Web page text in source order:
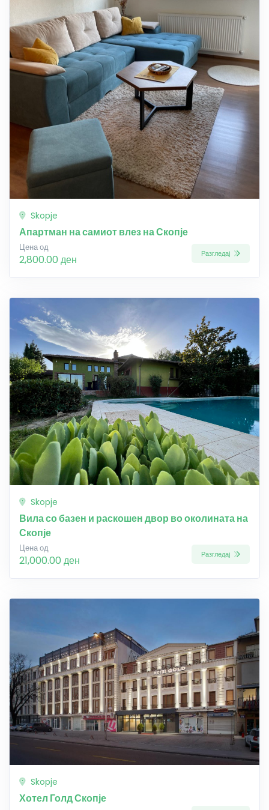
Skopje
Апартман на самиот влез на Скопје
Цена од
2,800.00 ден Разгледај
Skopje
Вила со базен и раскошен двор во околината на
Скопје
Цена од
21,000.00 ден Разгледај
Skopje
Хотел Голд Скопје